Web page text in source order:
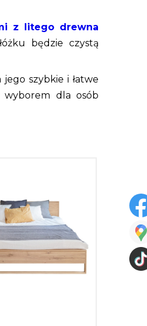
z litego drewna
będzie czystą
szybkie i łatwe
wyborem dla osób